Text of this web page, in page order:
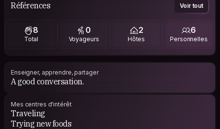
Références Voir tout
8
Total
0
Voyageurs
2
Hôtes
6
Personnelles
Enseigner, apprendre, partager
A good conversation.
Mes centres d'intérêt
Traveling
Trying new foods